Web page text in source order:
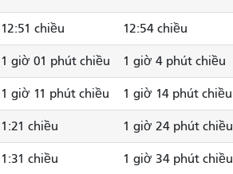
12:51 chiều 12:54 chiều
1 giờ 01 phút chiều 1 giờ 4 phút chiều
1 giờ 11 phút chiều 1 giờ 14 phút chiều
1:21 chiều 1 giờ 24 phút chiều
1:31 chiều 1 giờ 34 phút chiều